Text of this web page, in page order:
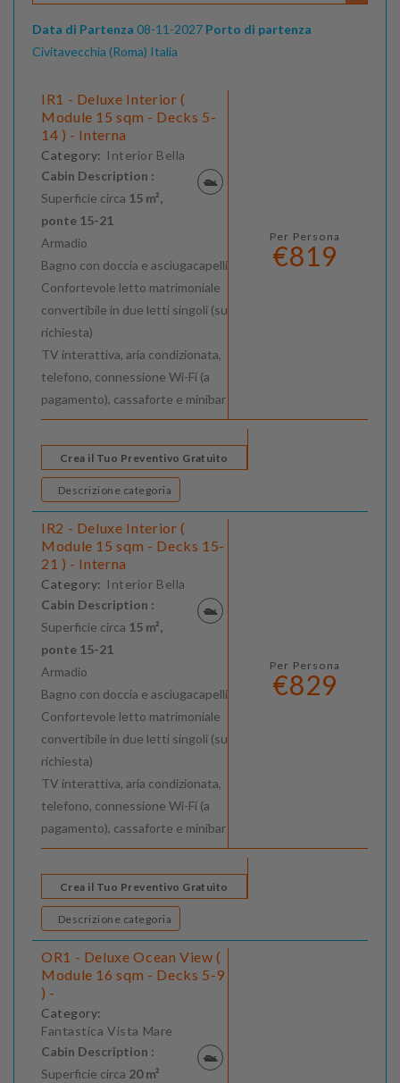
Data di Partenza 08-11-2027 Porto di partenza
Civitavecchia (Roma) Italia
IR1 - Deluxe Interior (
Module 15 sqm - Decks 5-
14 ) - Interna
Category: Interior Bella
Cabin Description :
Superficie circa 15 m²,
ponte 15-21
Armadio
Bagno con doccia e asciugacapelli
Confortevole letto matrimoniale
convertibile in due letti singoli (su
richiesta)
TV interattiva, aria condizionata,
telefono, connessione Wi-Fi (a
pagamento), cassaforte e minibar
Per Persona
€819
Crea il Tuo Preventivo Gratuito
Descrizione categoria
IR2 - Deluxe Interior (
Module 15 sqm - Decks 15-
21 ) - Interna
Category: Interior Bella
Cabin Description :
Superficie circa 15 m²,
ponte 15-21
Armadio
Bagno con doccia e asciugacapelli
Confortevole letto matrimoniale
convertibile in due letti singoli (su
richiesta)
TV interattiva, aria condizionata,
telefono, connessione Wi-Fi (a
pagamento), cassaforte e minibar
Per Persona
€829
Crea il Tuo Preventivo Gratuito
Descrizione categoria
OR1 - Deluxe Ocean View (
Module 16 sqm - Decks 5-9
) -
Category:
Fantastica Vista Mare
Cabin Description :
Superficie circa 20 m²